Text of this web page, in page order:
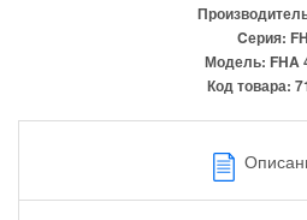
Cерия:
Модель: FHA
Код товара: